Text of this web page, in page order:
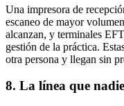
Una impresora de
escaneo de mayor
alcanzan, y terminales
gestión de la práctica.
otra persona y llegan sin
8. La línea que